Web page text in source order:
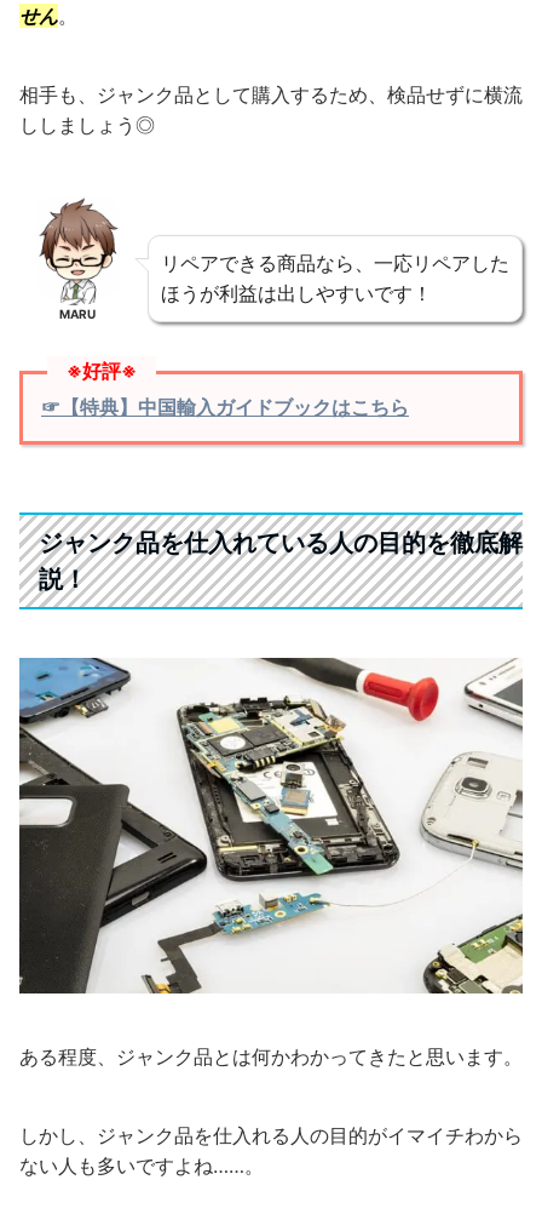
せん。
相手も、ジャンク品として購入するため、検品せずに横流
ししましょう◎
MARU
リペアできる商品なら、一応リペアした
ほうが利益は出しやすいです！
※好評※
☞【特典】中国輸入ガイドブックはこちら
ジャンク品を仕入れている人の目的を徹底解
説！
ある程度、ジャンク品とは何かわかってきたと思います。
しかし、ジャンク品を仕入れる人の目的がイマイチわから
ない人も多いですよね……。